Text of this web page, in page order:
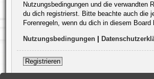
Nutzungsbedingungen und die verwandten
du dich registrierst. Bitte beachte auch die
Forenregeln, wenn du dich in diesem Board
Nutzungsbedingungen|
Registrieren